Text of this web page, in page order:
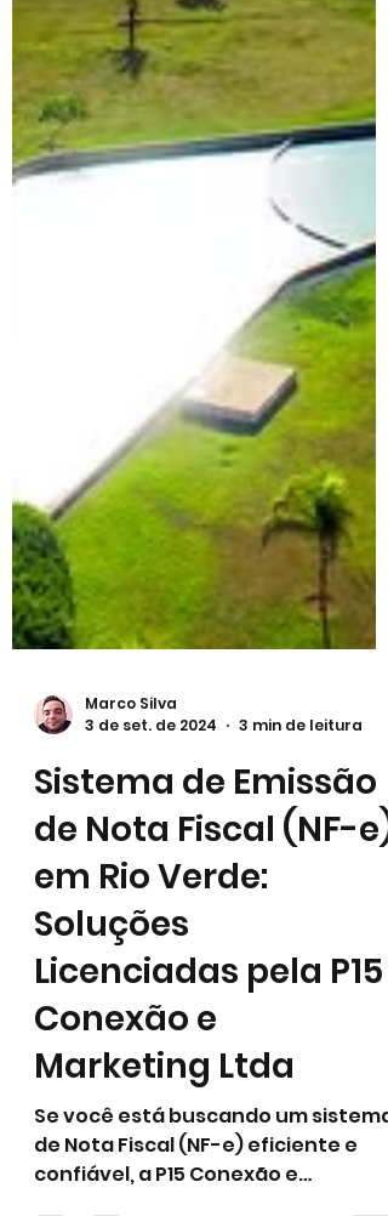
3 de set. de 2024
3 min de leitura
Sistema de Emissão
de Nota Fiscal (NF-e)
em Rio Verde:
Soluções
Licenciadas pela P15
Conexão e
Marketing Ltda
Se você está buscando um sistema
Powered by
InnoTech Apps